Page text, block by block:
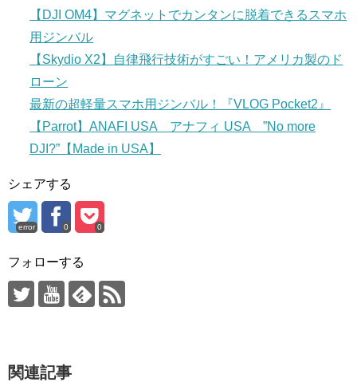
【DJI OM4】マグネットでカンタンに脱着できるスマホ
用ジンバル
【Skydio X2】自律飛行技術がすごい！アメリカ製のド
ローン
最新の超軽量スマホ用ジンバル！『VLOG Pocket2』
【Parrot】ANAFI USA アナフィ USA ”No more
DJI?”【Made in USA】
シェアする
error 0 0
フォローする
関連記事